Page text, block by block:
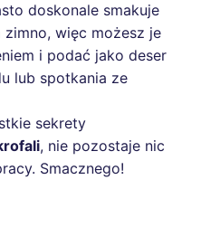
doskonale smakuje
zimno, więc możesz je
i podać jako deser
lub spotkania ze
sekrety
, nie pozostaje nic
Smacznego!